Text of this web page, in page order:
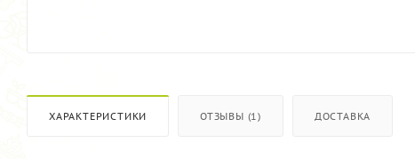
ХАРАКТЕРИСТИКИ ОТЗЫВЫ (1) ДОСТАВКА